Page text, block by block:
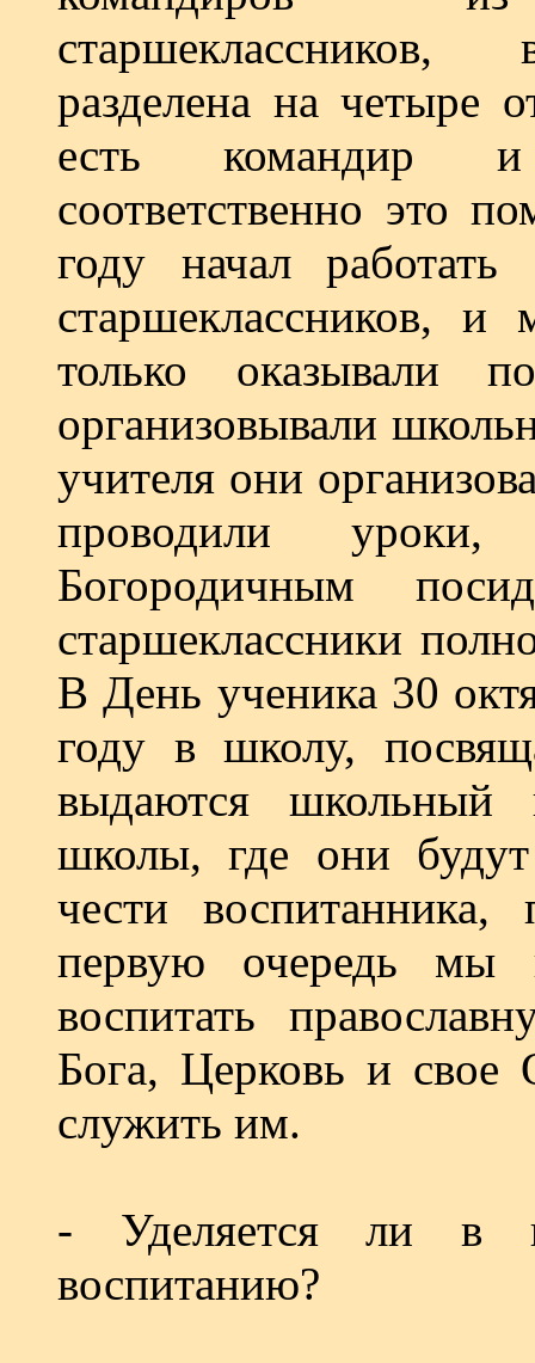
разделена на четыре
есть командир и
соответственно это
году начал
старшеклассников,
только оказывали
организовывали
учителя они
проводили
Богородичным
старшеклассники
В День ученика 30
году в школу,
выдаются школьный
школы, где они будут
чести
первую очередь мы
воспитать
Бога, Церковь и свое
служить им.
- Уделяется ли в
воспитанию?